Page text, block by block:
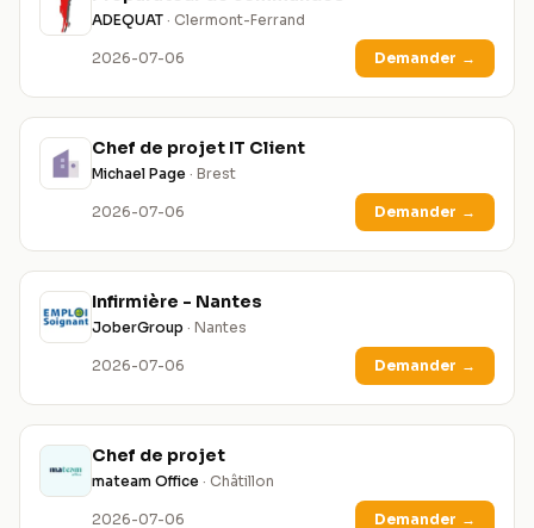
ADEQUAT · Clermont-Ferrand
2026-07-06 Demander →
Chef de projet IT Client
Michael Page · Brest
2026-07-06 Demander →
Infirmière - Nantes
JoberGroup · Nantes
2026-07-06 Demander →
Chef de projet
mateam Office · Châtillon
2026-07-06 Demander →